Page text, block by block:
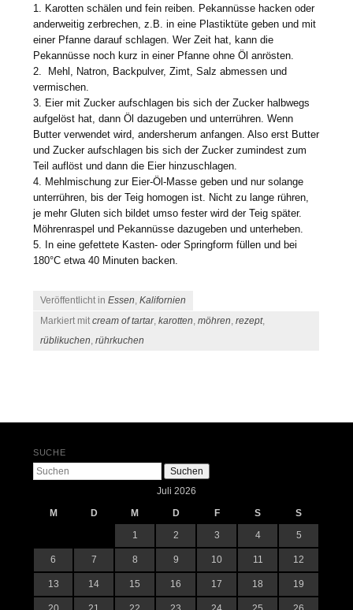
1. Karotten schälen und fein reiben. Pekannüsse hacken oder
anderweitig zerbrechen, z.B. in eine Plastiktüte geben und mit
einer Pfanne darauf schlagen. Wer Zeit hat, kann die
Pekannüsse noch kurz in einer Pfanne ohne Öl anrösten.
2. Mehl, Natron, Backpulver, Zimt, Salz abmessen und
vermischen.
3. Eier mit Zucker aufschlagen bis sich der Zucker halbwegs
aufgelöst hat, dann Öl dazugeben und unterrühren. Wenn
Butter verwendet wird, andersherum anfangen. Also erst Butter
und Zucker aufschlagen bis sich der Zucker zumindest zum
Teil auflöst und dann die Eier hinzuschlagen.
4. Mehlmischung zur Eier-Öl-Masse geben und nur solange
unterrühren, bis der Teig homogen ist. Nicht zu lange rühren,
je mehr Gluten sich bildet umso fester wird der Teig später.
Möhrenraspel und Pekannüsse dazugeben und unterheben.
5. In eine gefettete Kasten- oder Springform füllen und bei
180°C etwa 40 Minuten backen.
Veröffentlicht inEssen,Kalifornien
Markiert mitcream of tartar,karotten,möhren,rezept,
rüblikuchen,rührkuchen
SUCHE
Suchen
Juli 2026
M
D M D F S
S
1
2 3 4 5
6 7 8 9 10 11 12
13 14 15 16 17 18 19